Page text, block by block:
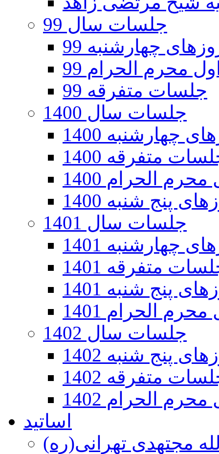
جلسات سال 99
چهارشنبه 99
محرم الحرام 99
جلسات متفرقه 99
جلسات سال 1400
چهارشنبه 1400
متفرقه 1400
الحرام 1400
پنج شنبه 1400
جلسات سال 1401
چهارشنبه 1401
متفرقه 1401
پنج شنبه 1401
الحرام 1401
جلسات سال 1402
پنج شنبه 1402
متفرقه 1402
الحرام 1402
اساتید
مجتهدی تهرانی(ره)